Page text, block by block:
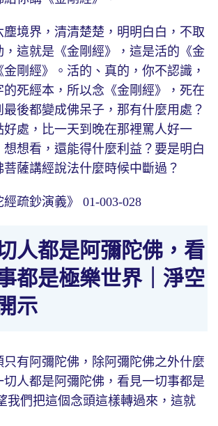
塵境界，清清楚楚，明明白白，不取
這就是《金剛經》，這是活的《金
剛經》。活的、真的，你不認識，
的死經本，所以念《金剛經》，死在
後都變成佛呆子，那有什麼用處？
好處，比一天到晚在那裡罵人好一
想看，還能得什麼利益？要是明白
薩講經說法什麼時候中斷過？
疏鈔演義》 01-003-028
人都是阿彌陀佛，看
都是極樂世界｜淨空
示
有阿彌陀佛，除阿彌陀佛之外什麼
人都是阿彌陀佛，看見一切事都是
我們把這個念頭這樣轉過來，這就